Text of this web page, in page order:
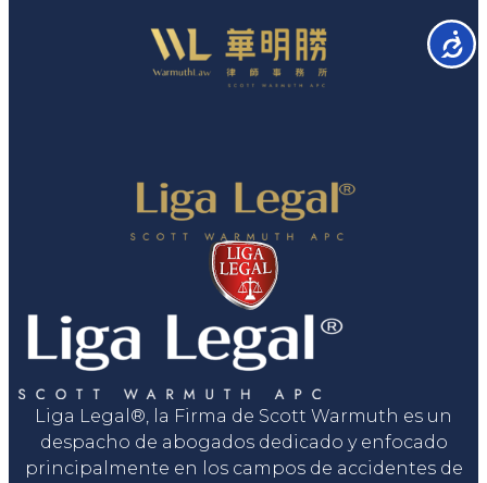
Liga Legal®, la Firma de Scott Warmuth es un
despacho de abogados dedicado y enfocado
principalmente en los campos de accidentes de